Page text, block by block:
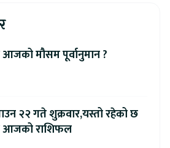
मौसम पूर्वानुमान ?
२२ गते शुक्रवार,यस्तो रहेको छ
आजको राशिफल